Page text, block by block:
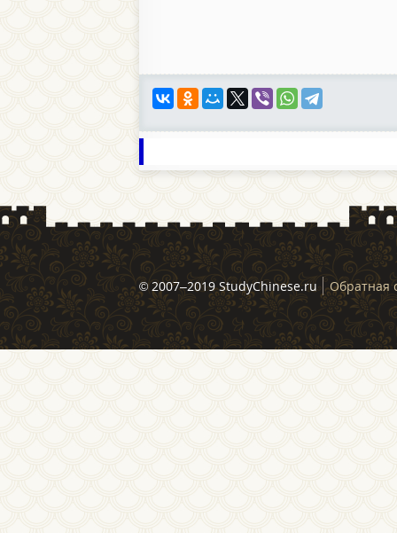
© 2007–2019 StudyChinese.ru Обратная